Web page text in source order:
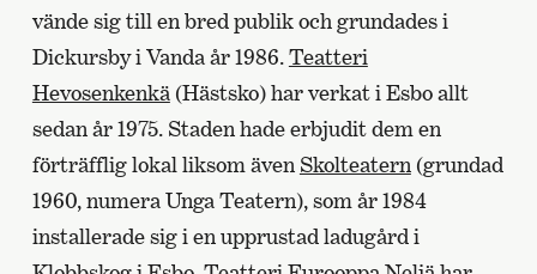
vände sig till en bred publik och grundades i
Dickursby i Vanda år 1986.Teatteri
Hevosenkenkä(Hästsko) har verkat i Esbo allt
sedan år 1975. Staden hade erbjudit dem en
förträfflig lokal liksom även Skolteatern(grundad
1960, numera Unga Teatern), som år 1984
installerade sig i en upprustad ladugård i